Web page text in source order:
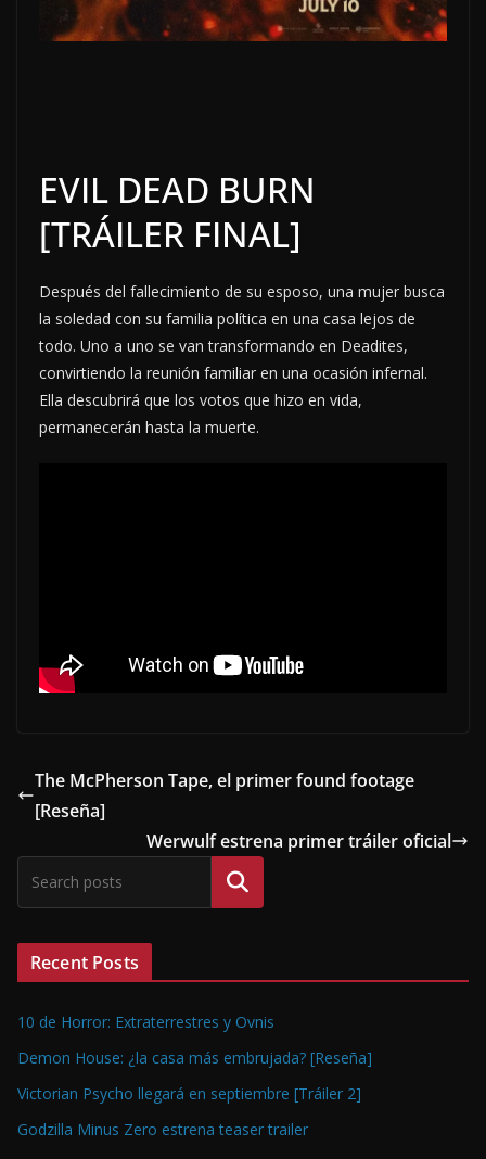
EVIL DEAD BURN
[TRÁILER FINAL]
Después del fallecimiento de su esposo, una mujer busca
la soledad con su familia política en una casa lejos de
todo. Uno a uno se van transformando en Deadites,
convirtiendo la reunión familiar en una ocasión infernal.
Ella descubrirá que los votos que hizo en vida,
permanecerán hasta la muerte.
The McPherson Tape, el primer found footage
[Reseña]
Werwulf estrena primer tráiler oficial
Buscar
Recent Posts
10 de Horror: Extraterrestres y Ovnis
Demon House: ¿la casa más embrujada? [Reseña]
Victorian Psycho llegará en septiembre [Tráiler 2]
Godzilla Minus Zero estrena teaser trailer